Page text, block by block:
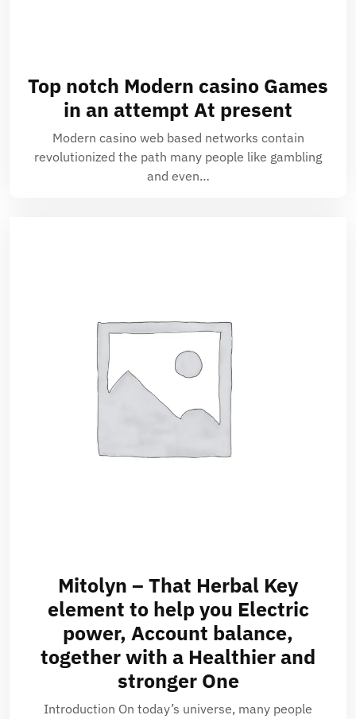
Top notch Modern casino Games
in an attempt At present
Modern casino web based networks contain
revolutionized the path many people like gambling
and even…
Mitolyn – That Herbal Key
element to help you Electric
power, Account balance,
together with a Healthier and
stronger One
Introduction On today’s universe, many people